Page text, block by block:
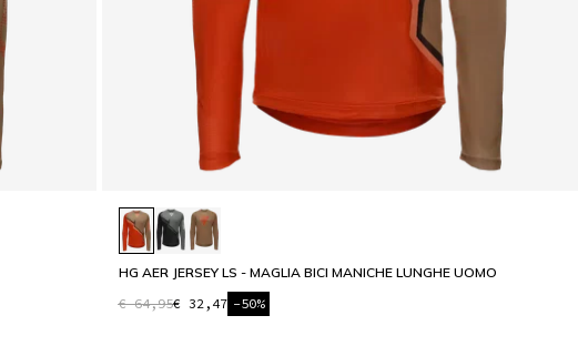
HG AER JERSEY LS - MAGLIA BICI MANICHE LUNGHE UOMO
€ 64,95€ 32,47 -50%